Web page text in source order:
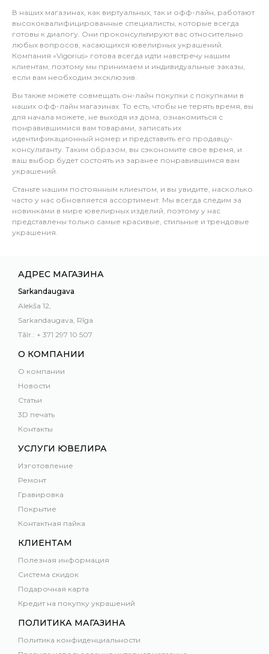
В наших магазинах, как виртуальных, так и офф-лайн, работают
высококвалифицированные специалисты, которые всегда
готовы к диалогу. Они проконсультируют вас относительно
любых вопросов, касающихся ювелирных украшений.
Компания «Vigorius» готова всегда идти навстречу нашим
клиентам, поэтому мы принимаем и индивидуальные заказы,
если вам необходим эксклюзив.
Вы также можете совмещать он-лайн покупки с покупками в
наших офф-лайн магазинах. То есть, чтобы не терять время, вы
для начала можете, не выходя из дома, ознакомиться с
понравившимися вам товарами, записать их
идентификационный номер и представить его продавцу-
консультанту. Таким образом, вы сэкономите свое время, и
ваш выбор будет состоять из заранее понравившимся вам
украшений.
Станьте нашим постоянным клиентом, и вы увидите, насколько
часто у нас обновляется ассортимент. Мы всегда следим за
новинками в мире ювелирных изделий, поэтому у нас
представлены только самые красивые, стильные и трендовые
украшения.
АДРЕС МАГАЗИНА
Sarkandaugava
Alekša 12,
Sarkandaugava, Rīga
Tālr.: + 371 297 10 507
О КОМПАНИИ
О компании
Новости
Статьи
3D печать
Контакты
УСЛУГИ ЮВЕЛИРА
Изготовление
Ремонт
Гравировка
Покрытие
Контактная пайка
КЛИЕНТАМ
Полезная информация
Система скидок
Подарочная карта
Кредит на покупку украшений
ПОЛИТИКА МАГАЗИНА
Политика конфиденциальности